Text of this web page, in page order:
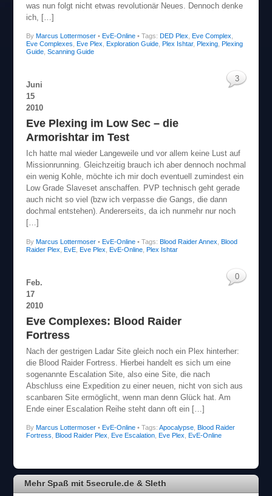
was nun folgt nicht etwas revolutionär Neues. Dennoch denke
ich, […]
By Marcus Lottermoser• EvE-Online • Tags: DED Plex Eve Complex
Eve Complexes Eve Plex Exploration Guide, Plex Ishtar, Plexing, Plexing
Guide, Scanning Guide
Juni
15
2010
Eve Plexing im Low Sec – die
Armorishtar im Test
Ich hatte mal wieder Langeweile und vor allem keine Lust auf
Missionrunning. Gleichzeitig brauch ich aber dennoch nochmal
ein wenig Kohle, möchte ich mir doch eventuell zumindest ein
Low Grade Slaveset anschaffen. PVP technisch geht gerade
auch nicht so viel (bzw ich verpasse die Gangs, die dann
dochmal entstehen). Andererseits, da ich nunmehr nur noch
[…]
By Marcus Lottermoser• EvE-Online
3
• Tags: Blood Raider Annex Blood
Raider Plex EvE, Eve Plex EvE-Online, Plex Ishtar
Feb.
17
2010
Eve Complexes: Blood Raider
Fortress
Nach der gestrigen Ladar Site gleich noch ein Plex hinterher:
die Blood Raider Fortress. Hierbei handelt es sich um eine
sogenannte Escalation Site, also eine Site, die nach
Abschluss eine Expedition zu einer neuen, nicht von sich aus
scanbaren Site ermöglicht, wenn man denn Glück hat. Am
Ende einer Escalation Reihe steht dann oft ein […]
By Marcus Lottermoser• EvE-Online
0
• Tags: Apocalypse, Blood Raider
Fortress Blood Raider Plex Eve Escalation, Eve Plex EvE-Online
Mehr Spaß mit 5secrule.de & Sleth